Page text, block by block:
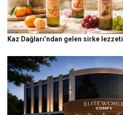
Kaz Dağları’ndan gelen sirke lezzeti